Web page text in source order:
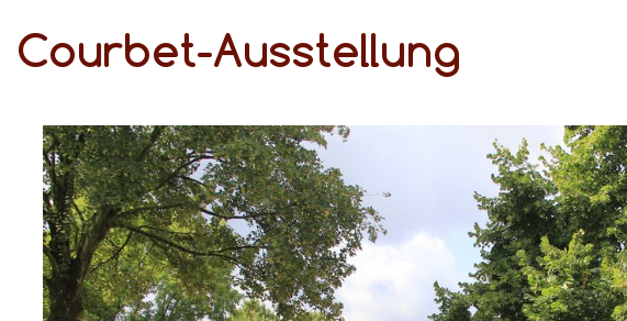
Courbet-Ausstellung